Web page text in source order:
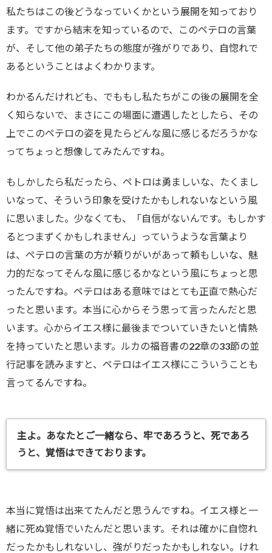
私たちはこの後どうなっていくかという展開を知っており
ます。ですから結末を知っているので、このペテロの言葉
が、そして他の弟子たちの態度が強がりであり、自惚れで
あるということはよくわかります。
わかるんだけれども、でももし私たちがこの後の展開を全
く知らないで、まさにこの場面に遭遇したとしたら、その
上でこのペテロの姿を見たらどんな風に感じるだろうかな
ってちょっと想像してみたんですね。
もしかしたら私だったら、ペトロは勇ましいな、たくまし
いなって、そういう印象を受けたかもしれないなという風
に思いました。少なくても、「自信がないんです。もしかす
るとつまずくかもしれません」っていうような言葉より
は、ペテロの言葉の方が頼りがいがあって頼もしいな、魅
力的だなってそんな風に感じるかなという風にちょっと思
ったんですね。ペテロはある意味ではとても正直で熱心だ
ったと思います。本当に心からそう思って言ったんだと思
います。心からイエス様に最後までついていきたいと情熱
を持っていたと思います。ルカの福音書の22章の33節の並
行記事を読みますと、ペテロはイエス様にこういうことも
言ってるんですね。
主よ。あなたとご一緒なら、牢であろうと、死であろ
うと、覚悟はできております。
本当に覚悟は出来てたんだと思うんですね。イエス様と一
緒に死ぬ覚悟でいたんだと思います。それは確かに自惚れ
だったかもしれないし、強がりだったかもしれない。けれ